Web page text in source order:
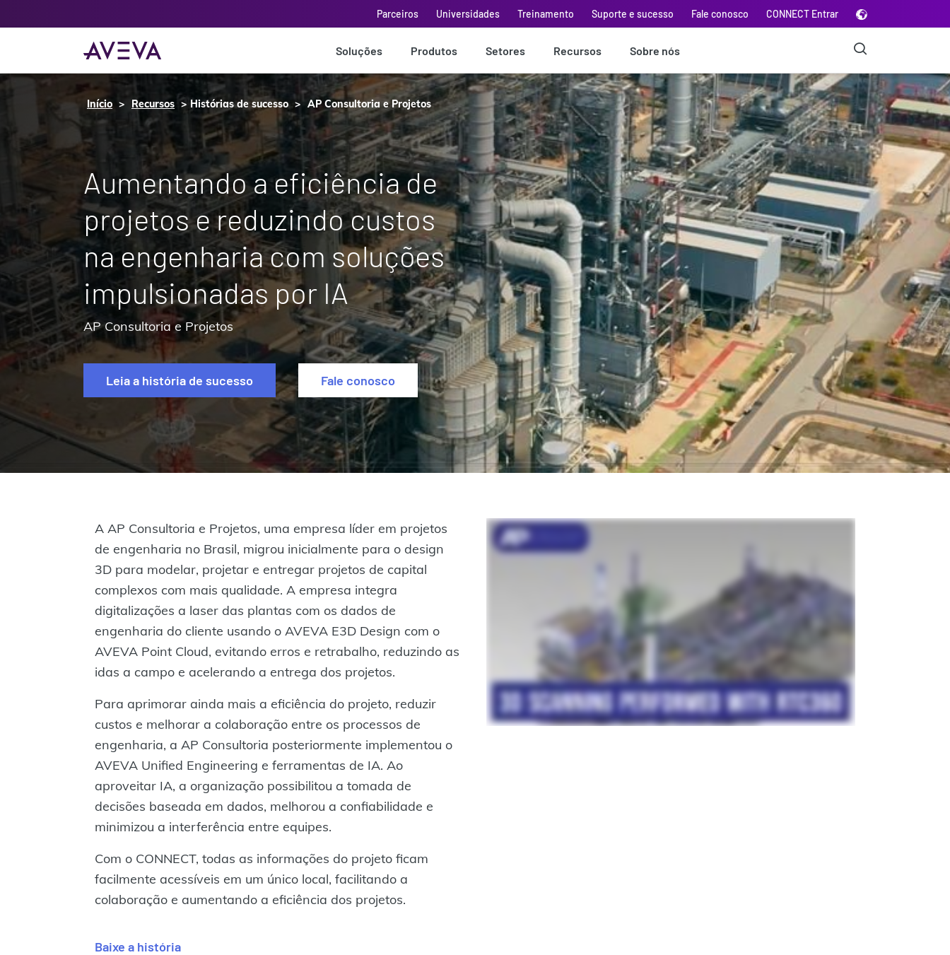
Parceiros Universidades Treinamento Suporte e sucesso Fale conosco CONNECT Entrar
Soluções Produtos Setores Recursos Sobre nós
Início Recursos Histórias de sucesso AP Consultoria e Projetos
Aumentando a eficiência de
projetos e reduzindo custos
na engenharia com soluções
impulsionadas por IA
AP Consultoria e Projetos
Leia a história de sucesso Fale conosco
A AP Consultoria e Projetos, uma empresa líder em projetos
de engenharia no Brasil, migrou inicialmente para o design
3D para modelar, projetar e entregar projetos de capital
complexos com mais qualidade. A empresa integra
digitalizações a laser das plantas com os dados de
engenharia do cliente usando o AVEVA E3D Design com o
AVEVA Point Cloud, evitando erros e retrabalho, reduzindo as
idas a campo e acelerando a entrega dos projetos.
Para aprimorar ainda mais a eficiência do projeto, reduzir
custos e melhorar a colaboração entre os processos de
engenharia, a AP Consultoria posteriormente implementou o
AVEVA Unified Engineering e ferramentas de IA. Ao
aproveitar IA, a organização possibilitou a tomada de
decisões baseada em dados, melhorou a confiabilidade e
minimizou a interferência entre equipes.
Com o CONNECT, todas as informações do projeto ficam
facilmente acessíveis em um único local, facilitando a
colaboração e aumentando a eficiência dos projetos.
Baixe a história